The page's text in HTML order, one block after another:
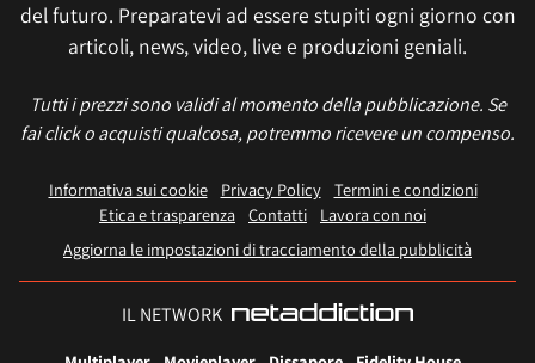
del futuro. Preparatevi ad essere stupiti ogni giorno con
articoli, news, video, live e produzioni geniali.
Tutti i prezzi sono validi al momento della pubblicazione. Se
fai click o acquisti qualcosa, potremmo ricevere un compenso.
Informativa sui cookie Privacy Policy
Termini e condizioni
Etica e trasparenza Contatti
Lavora con noi
Aggiorna le impostazioni di tracciamento della pubblicità
IL NETWORK